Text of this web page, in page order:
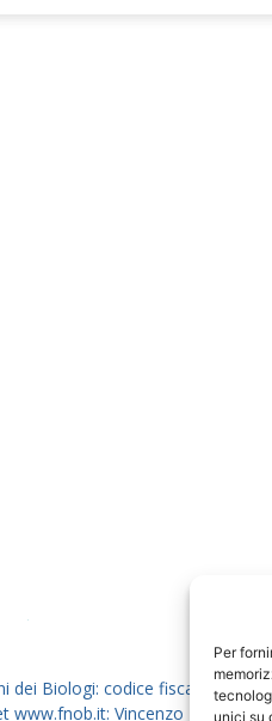
Per
unici su
dei Biologi: codice fiscale
www.fnob.it: Vincenzo D'Anna